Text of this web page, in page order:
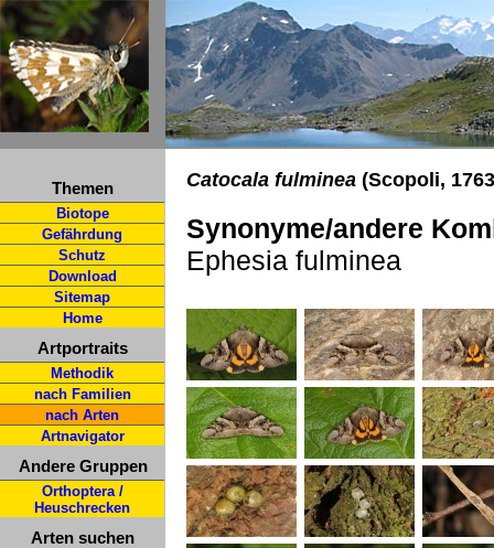
Themen
Biotope
Gefährdung
Schutz
Download
Sitemap
Home
Artportraits
Methodik
nach Familien
nach Arten
Artnavigator
Andere Gruppen
Orthoptera /
Heuschrecken
Arten suchen
Catocala fulminea (Scopoli,
Synonyme/andere
Ephesia fulminea